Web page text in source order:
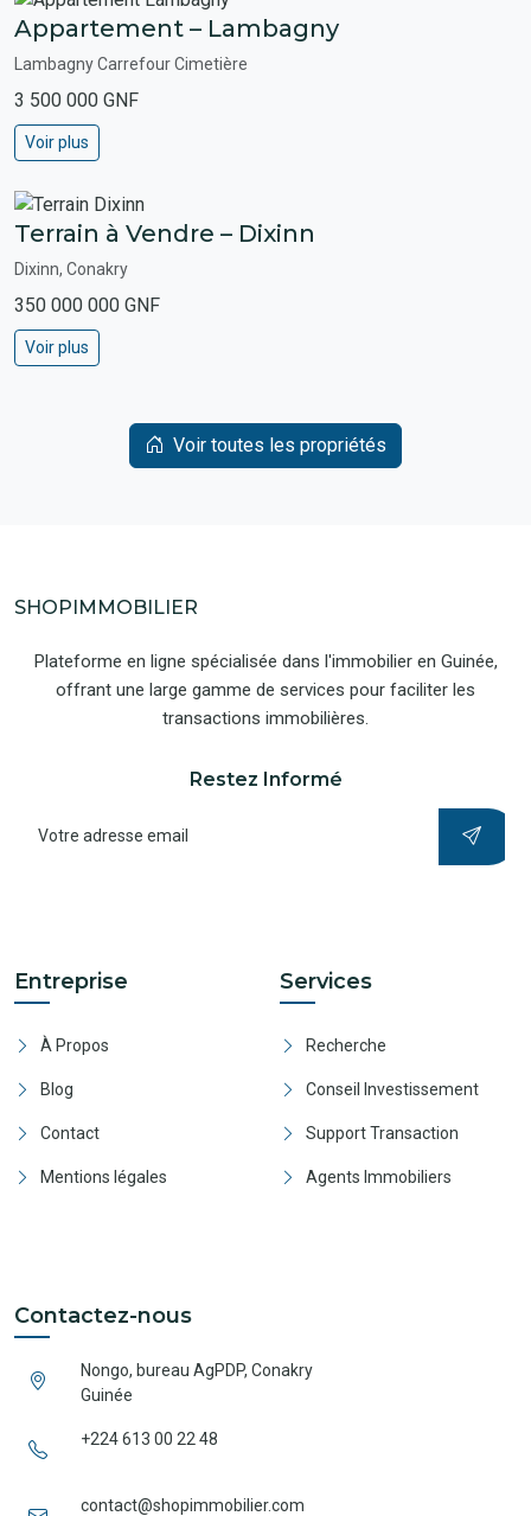
Appartement – Lambagny
Lambagny Carrefour Cimetière
3 500 000 GNF
Voir plus
Terrain à Vendre – Dixinn
Dixinn, Conakry
350 000 000 GNF
Voir plus
Voir toutes les propriétés
SHOPIMMOBILIER
Plateforme en ligne spécialisée dans l'immobilier en Guinée,
offrant une large gamme de services pour faciliter les
transactions immobilières.
Restez Informé
Entreprise
À Propos
Blog
Contact
Mentions légales
Services
Recherche
Conseil Investissement
Support Transaction
Agents Immobiliers
Contactez-nous
Nongo, bureau AgPDP, Conakry
Guinée
+224 613 00 22 48
contact@shopimmobilier.com